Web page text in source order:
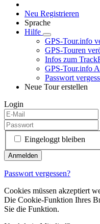
Neu Registrieren
Sprache
Hilfe
GPS-Tour.info
GPS-Touren
Infos zum
GPS-Tour.info
Passwort
Neue Tour erstellen
Login
Eingeloggt bleiben
Passwort vergessen?
Cookies müssen akzeptiert
Die Cookie-Funktion Ihres
Sie die Funktion.